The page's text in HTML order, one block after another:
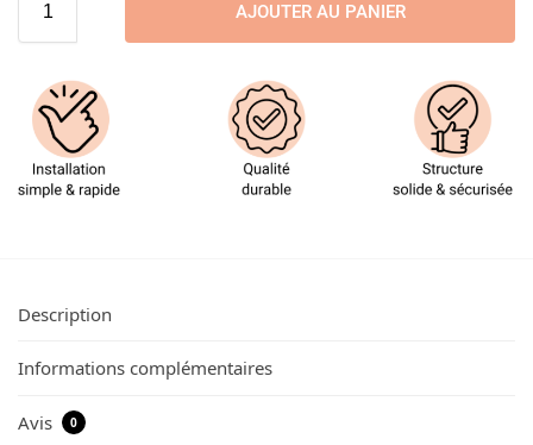
AJOUTER AU PANIER
Description
Informations complémentaires
Avis 0